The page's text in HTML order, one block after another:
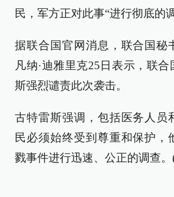
民，军方正对此事“进行彻底的调
据联合国官网消息，联合国秘
凡纳·迪雅里克25日表示，联
斯强烈谴责此次袭击。
古特雷斯强调，包括医务人员
民必须始终受到尊重和保护，
戮事件进行迅速、公正的调查